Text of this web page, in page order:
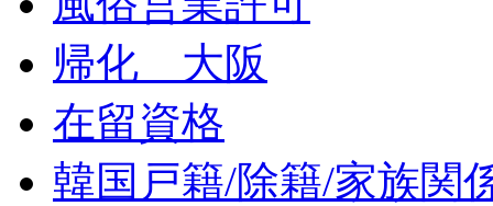
帰化 大阪
在留資格
韓国戸籍/除籍/家族関